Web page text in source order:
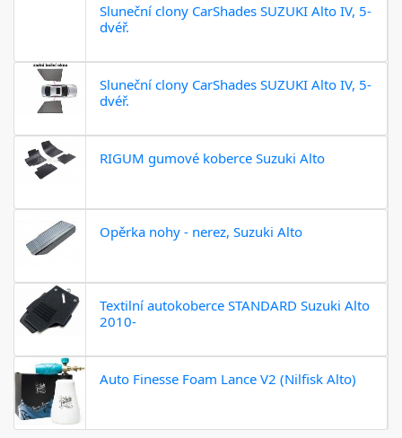
Sluneční clony CarShades SUZUKI Alto IV, 5-
dvéř.
Sluneční clony CarShades SUZUKI Alto IV, 5-
dvéř.
RIGUM gumové koberce Suzuki Alto
Opěrka nohy - nerez, Suzuki Alto
Textilní autokoberce STANDARD Suzuki Alto
2010-
Auto Finesse Foam Lance V2 (Nilfisk Alto)